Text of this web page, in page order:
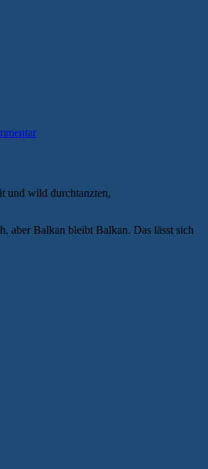
und wild durchtanzten,
aber Balkan bleibt Balkan. Das lässt sich